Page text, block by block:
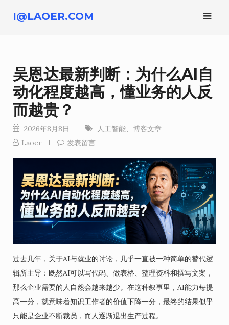
I@LAOER.COM
吴恩达最新判断：为什么AI自
动化程度越高，懂业务的人反
而越贵？
2026年8月8日 人工智能、 博客文章
Laoer
发表留言
过去几年，关于AI与就业的讨论，几乎一直被一种简单的替代逻
辑所主导：既然AI可以写代码、做表格、整理资料和撰写文案，
那么企业需要的人自然会越来越少。在这种叙事里，AI能力每提
高一分，就意味着知识工作者的价值下降一分，最终的结果似乎
只能是企业不断裁员，而人逐渐退出生产过程。